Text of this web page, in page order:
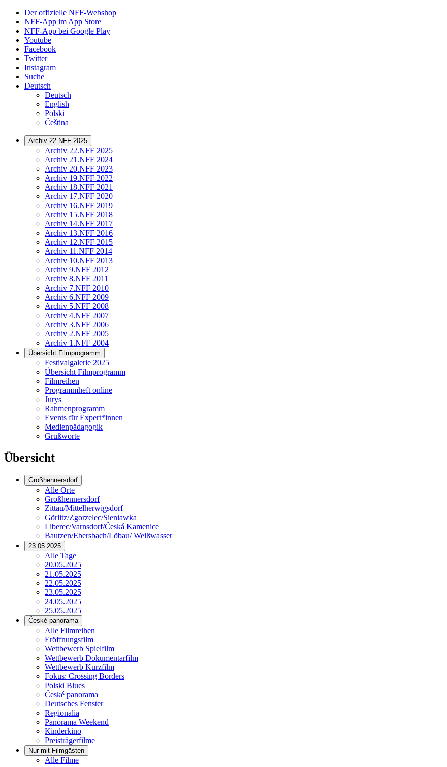
Der offizielle NFF-Webshop
NFF-App im App Store
NFF-App bei Google Play
Youtube
Facebook
Twitter
Instagram
Suche
Deutsch
Deutsch
English
Polski
Čeština
Archiv 22.NFF 2025
Archiv 22.NFF 2025
Archiv 21.NFF 2024
Archiv 20.NFF 2023
Archiv 19.NFF 2022
Archiv 18.NFF 2021
Archiv 17.NFF 2020
Archiv 16.NFF 2019
Archiv 15.NFF 2018
Archiv 14.NFF 2017
Archiv 13.NFF 2016
Archiv 12.NFF 2015
Archiv 11.NFF 2014
Archiv 10.NFF 2013
Archiv 9.NFF 2012
Archiv 8.NFF 2011
Archiv 7.NFF 2010
Archiv 6.NFF 2009
Archiv 5.NFF 2008
Archiv 4.NFF 2007
Archiv 3.NFF 2006
Archiv 2.NFF 2005
Archiv 1.NFF 2004
Übersicht Filmprogramm
Festivalgalerie 2025
Übersicht Filmprogramm
Filmreihen
Programmheft online
Jurys
Rahmenprogramm
Events für Expert*innen
Medienpädagogik
Grußworte
Übersicht
Großhennersdorf
Alle Orte
Großhennersdorf
Zittau/Mittelherwigsdorf
Görlitz/Zgorzelec/Sieniawka
Liberec/Varnsdorf/Česká Kamenice
Bautzen/Ebersbach/Löbau/ Weißwasser
23.05.2025
Alle Tage
20.05.2025
21.05.2025
22.05.2025
23.05.2025
24.05.2025
25.05.2025
České panorama
Alle Filmreihen
Eröffnungsfilm
Wettbewerb Spielfilm
Wettbewerb Dokumentarfilm
Wettbewerb Kurzfilm
Fokus: Crossing Borders
Polski Blues
České panorama
Deutsches Fenster
Regionalia
Panorama Weekend
Kinderkino
Preisträgerfilme
Nur mit Filmgästen
Alle Filme